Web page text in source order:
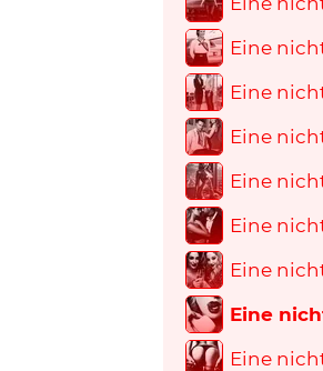
Eine
Eine
Eine
Eine
Eine
Eine
Eine
Eine